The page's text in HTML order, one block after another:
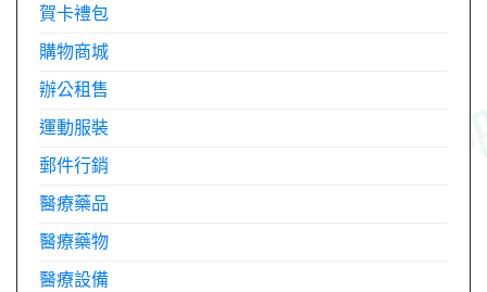
賀卡禮包
購物商城
辦公租售
運動服裝
郵件行銷
醫療藥品
醫療藥物
醫療設備